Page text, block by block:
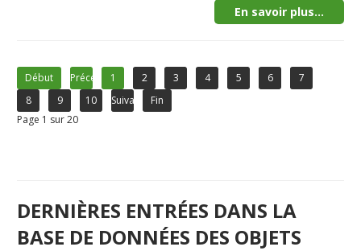
En savoir plus...
Début Précédent1 2 3 4 5 6
7
8
9 10 Suivant
Fin
Page 1 sur 20
DERNIÈRES ENTRÉES DANS LA
BASE DE DONNÉES DES OBJETS